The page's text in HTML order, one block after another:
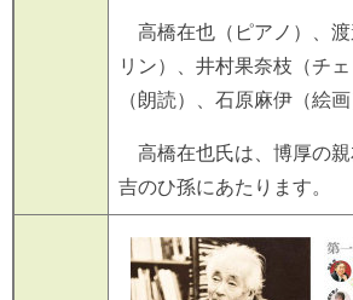
高橋在也（ピアノ）、渡
リン）、井村果奈枝（チ
（朗読）、石原麻伊（絵画
高橋在也氏は、博厚の親
吉のひ孫にあたります。